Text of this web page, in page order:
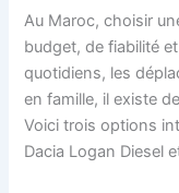
Au Maroc, choisir
budget, de fiabilité
quotidiens, les
en famille, il existe
Voici trois options
Dacia Logan Diesel